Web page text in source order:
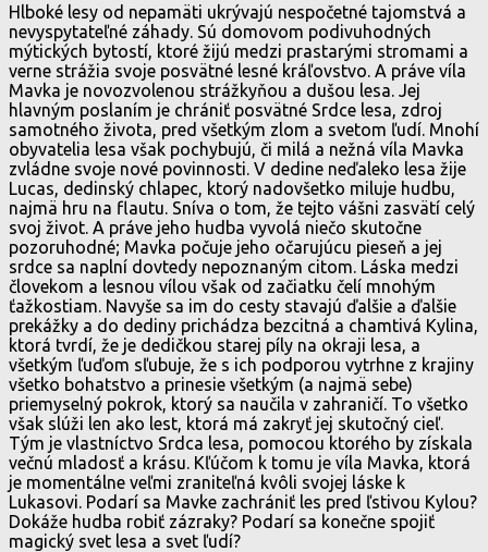
Hlboké lesy od nepamäti ukrývajú nespočetné tajomstvá a
nevyspytateľné záhady. Sú domovom podivuhodných
mýtických bytostí, ktoré žijú medzi prastarými stromami a
verne strážia svoje posvätné lesné kráľovstvo. A práve víla
Mavka je novozvolenou strážkyňou a dušou lesa. Jej
hlavným poslaním je chrániť posvätné Srdce lesa, zdroj
samotného života, pred všetkým zlom a svetom ľudí. Mnohí
obyvatelia lesa však pochybujú, či milá a nežná víla Mavka
zvládne svoje nové povinnosti. V dedine neďaleko lesa žije
Lucas, dedinský chlapec, ktorý nadovšetko miluje hudbu,
najmä hru na flautu. Sníva o tom, že tejto vášni zasvätí celý
svoj život. A práve jeho hudba vyvolá niečo skutočne
pozoruhodné; Mavka počuje jeho očarujúcu pieseň a jej
srdce sa naplní dovtedy nepoznaným citom. Láska medzi
človekom a lesnou vílou však od začiatku čelí mnohým
ťažkostiam. Navyše sa im do cesty stavajú ďalšie a ďalšie
prekážky a do dediny prichádza bezcitná a chamtivá Kylina,
ktorá tvrdí, že je dedičkou starej píly na okraji lesa, a
všetkým ľuďom sľubuje, že s ich podporou vytrhne z krajiny
všetko bohatstvo a prinesie všetkým (a najmä sebe)
priemyselný pokrok, ktorý sa naučila v zahraničí. To všetko
však slúži len ako lest, ktorá má zakryť jej skutočný cieľ.
Tým je vlastníctvo Srdca lesa, pomocou ktorého by získala
večnú mladosť a krásu. Kľúčom k tomu je víla Mavka, ktorá
je momentálne veľmi zraniteľná kvôli svojej láske k
Lukasovi. Podarí sa Mavke zachrániť les pred ľstivou Kylou?
Dokáže hudba robiť zázraky? Podarí sa konečne spojiť
magický svet lesa a svet ľudí?